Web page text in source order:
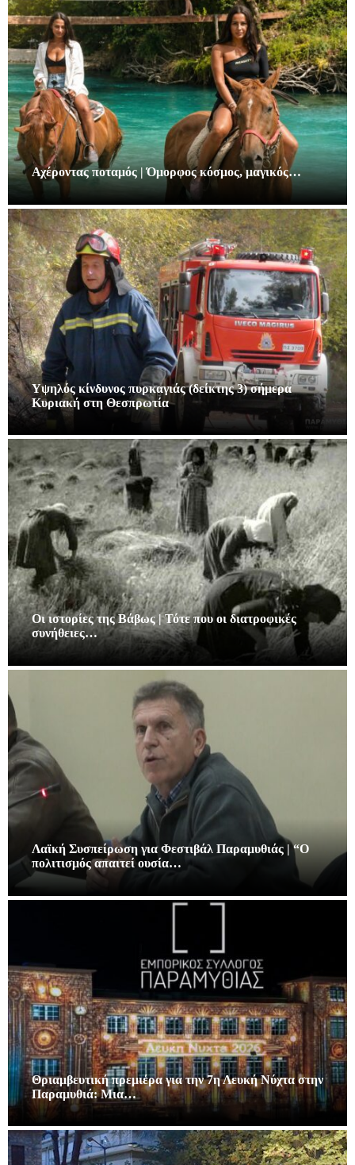
Αχέροντας ποταμός | Όμορφος κόσμος, μαγικός…
Υψηλός κίνδυνος πυρκαγιάς (δείκτης 3) σήμερα
Κυριακή στη Θεσπρωτία
Οι ιστορίες της Βάβως | Τότε που οι διατροφικές
συνήθειες…
Λαϊκή Συσπείρωση για Φεστιβάλ Παραμυθιάς | “Ο
πολιτισμός απαιτεί ουσία…
Θριαμβευτική πρεμιέρα για την 7η Λευκή Νύχτα στην
Παραμυθιά: Μια…